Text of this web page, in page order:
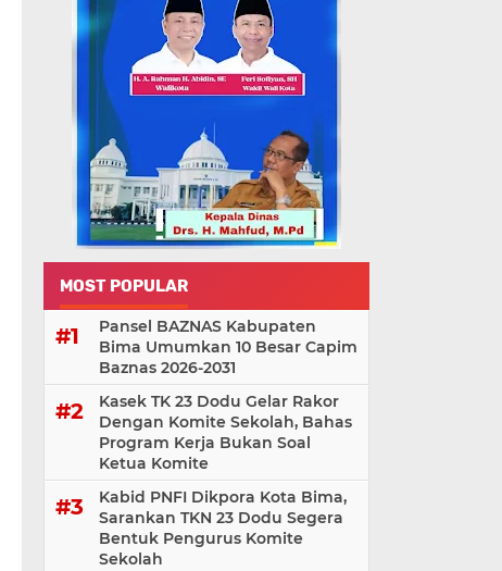
MOST POPULAR
Pansel BAZNAS Kabupaten
Bima Umumkan 10 Besar Capim
Baznas 2026-2031
Kasek TK 23 Dodu Gelar Rakor
Dengan Komite Sekolah, Bahas
Program Kerja Bukan Soal
Ketua Komite
Kabid PNFI Dikpora Kota Bima,
Sarankan TKN 23 Dodu Segera
Bentuk Pengurus Komite
Sekolah